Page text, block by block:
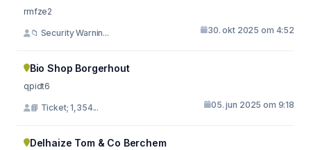
rmfze2
📁 Security Warnin... 30. okt 2025 om 4:52
Bio Shop Borgerhout
qpidt6
📘 Ticket; 1,354... 05. jun 2025 om 9:18
Delhaize Tom & Co Berchem